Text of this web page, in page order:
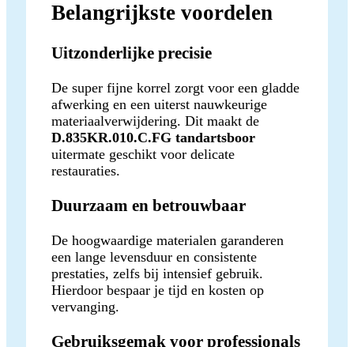
Belangrijkste voordelen
Uitzonderlijke precisie
De super fijne korrel zorgt voor een gladde
afwerking en een uiterst nauwkeurige
materiaalverwijdering. Dit maakt de
D.835KR.010.C.FG tandartsboor
uitermate geschikt voor delicate
restauraties.
Duurzaam en betrouwbaar
De hoogwaardige materialen garanderen
een lange levensduur en consistente
prestaties, zelfs bij intensief gebruik.
Hierdoor bespaar je tijd en kosten op
vervanging.
Gebruiksgemak voor professionals